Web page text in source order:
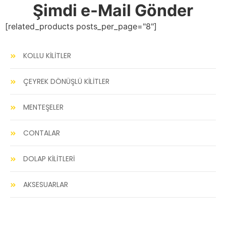
Şimdi e-Mail Gönder
[related_products posts_per_page="8"]
KOLLU KİLİTLER
ÇEYREK DÖNÜŞLÜ KİLİTLER
MENTEŞELER
CONTALAR
DOLAP KİLİTLERİ
AKSESUARLAR